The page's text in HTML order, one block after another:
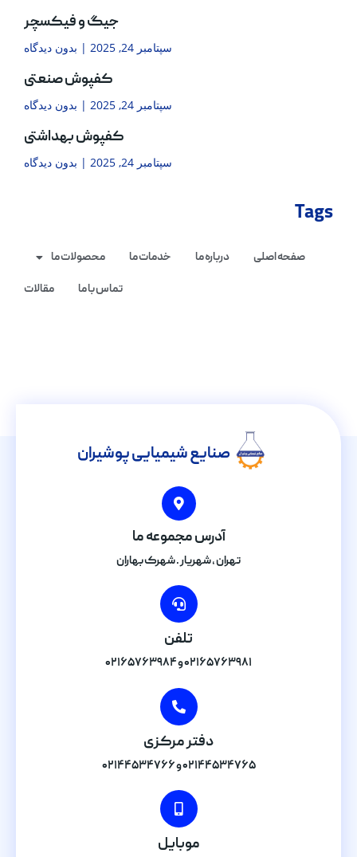
جیگ و فیکسچر
سپتامبر 24, 2025 بدون دیدگاه
کفپوش صنعتی
سپتامبر 24, 2025 بدون دیدگاه
کفپوش بهداشتی
سپتامبر 24, 2025 بدون دیدگاه
Tags
صفحه اصلی درباره ما خدمات ما
محصولات ما
تماس با ما
مقالات
صنایع شیمیایی پوشیران
آدرس مجموعه ما
تهران , شهریار . شهرک بهاران
تلفن
۰۲۱۶۵۷۶۳۹۸۱ و ۰۲۱۶۵۷۶۳۹۸۴
دفتر مرکزی
۰۲۱۴۴۵۳۴۷۶۵ و ۰۲۱۴۴۵۳۴۷۶۶
موبایل